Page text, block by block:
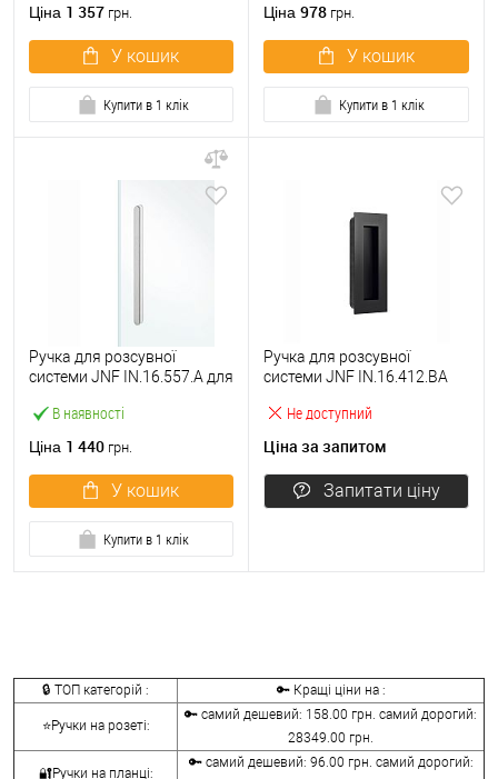
Ціна 1 357 грн.
У кошик
Купити в 1 клік
Ціна 978 грн.
У кошик
Купити в 1 клік
В наявності
Ручка для розсувної
системи JNF IN.16.557.A для
Ціна 1 440 грн.
У кошик
Купити в 1 клік
Не доступний
Ручка для розсувної
системи JNF IN.16.412.BA
Ціна за запитом
Запитати ціну
🔒 ТОП категорій : 🔑 Кращі ціни на :
⭐Ручки на розеті:
🔑 самий дешевий: 158.00 грн. самий дорогий:
28349.00 грн.
🔐Ручки на планці:
🔑 самий дешевий: 96.00 грн. самий дорогий: